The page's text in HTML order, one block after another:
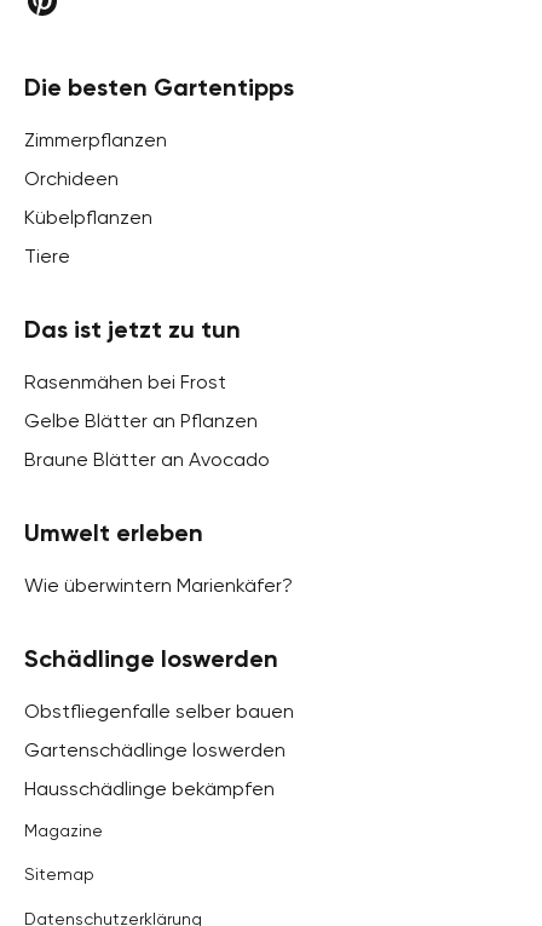
Die besten Gartentipps
Zimmerpflanzen
Orchideen
Kübelpflanzen
Tiere
Das ist jetzt zu tun
Rasenmähen bei Frost
Gelbe Blätter an Pflanzen
Braune Blätter an Avocado
Umwelt erleben
Wie überwintern Marienkäfer?
Schädlinge loswerden
Obstfliegenfalle selber bauen
Gartenschädlinge loswerden
Hausschädlinge bekämpfen
Magazine
Sitemap
Datenschutzerklärung